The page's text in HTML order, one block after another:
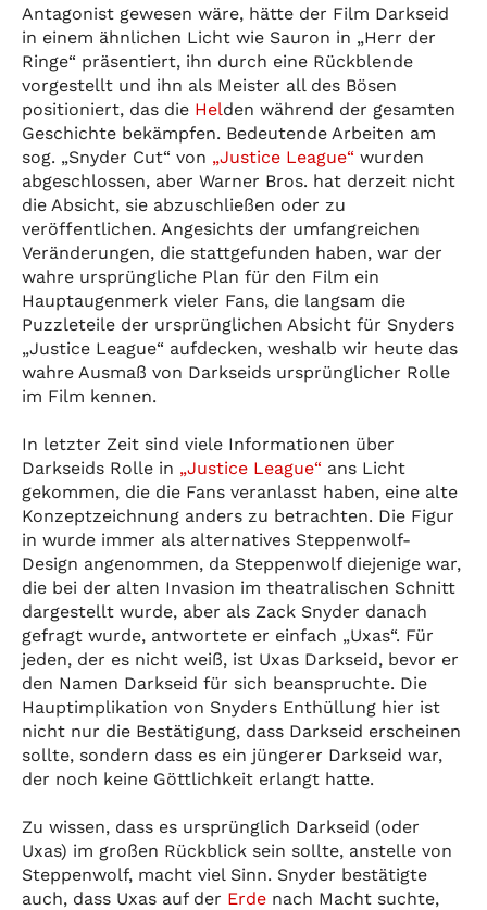
Antagonist gewesen wäre, hätte der Film Darkseid
in einem ähnlichen Licht wie Sauron in „Herr der
Ringe“ präsentiert, ihn durch eine Rückblende
vorgestellt und ihn als Meister all des Bösen
positioniert, das die Helden während der gesamten
Geschichte bekämpfen. Bedeutende Arbeiten am
sog. „Snyder Cut“ von „Justice League“ wurden
abgeschlossen, aber Warner Bros. hat derzeit nicht
die Absicht, sie abzuschließen oder zu
veröffentlichen. Angesichts der umfangreichen
Veränderungen, die stattgefunden haben, war der
wahre ursprüngliche Plan für den Film ein
Hauptaugenmerk vieler Fans, die langsam die
Puzzleteile der ursprünglichen Absicht für Snyders
„Justice League“ aufdecken, weshalb wir heute das
wahre Ausmaß von Darkseids ursprünglicher Rolle
im Film kennen.
In letzter Zeit sind viele Informationen über
Darkseids Rolle in „Justice League“ ans Licht
gekommen, die die Fans veranlasst haben, eine alte
Konzeptzeichnung anders zu betrachten. Die Figur
in wurde immer als alternatives Steppenwolf-
Design angenommen, da Steppenwolf diejenige war,
die bei der alten Invasion im theatralischen Schnitt
dargestellt wurde, aber als Zack Snyder danach
gefragt wurde, antwortete er einfach „Uxas“. Für
jeden, der es nicht weiß, ist Uxas Darkseid, bevor er
den Namen Darkseid für sich beanspruchte. Die
Hauptimplikation von Snyders Enthüllung hier ist
nicht nur die Bestätigung, dass Darkseid erscheinen
sollte, sondern dass es ein jüngerer Darkseid war,
der noch keine Göttlichkeit erlangt hatte.
Zu wissen, dass es ursprünglich Darkseid (oder
Uxas) im großen Rückblick sein sollte, anstelle von
Steppenwolf, macht viel Sinn. Snyder bestätigte
auch, dass Uxas auf der Erde nach Macht suchte,